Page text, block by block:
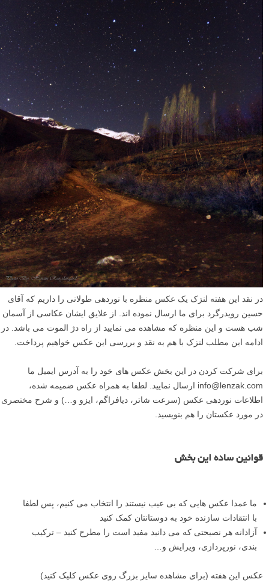
در نقد این هفته لنزک یک عکس منظره با نوردهی طولانی را داریم که آقای
حسین رویدرگرد برای ما ارسال نموده اند. از علایق ایشان عکاسی از آسمان
شب هست و این منظره که مشاهده می نمایید از راه دژ الموت می باشد. در
ادامه این مطلب لنزک با هم به نقد و بررسی این عکس خواهیم پرداخت.
برای شرکت کردن در این بخش عکس های خود را به آدرس ایمیل ما
info@lenzak.com ارسال نمایید. لطفا به همراه عکس ضمیمه شده،
اطلاعات نوردهی عکس (سرعت شاتر، دیافراگم، ایزو و…) و شرح مختصری
در مورد عکستان را هم بنویسید.
قوانین ساده این بخش
ما عمدا عکس هایی که بی عیب نیستند را انتخاب می کنیم، پس لطفا
با انتقادات سازنده خود به دوستانتان کمک کنید
آزادانه هر نصیحتی که می دانید مفید است را مطرح کنید – ترکیب
بندی، نورپردازی، ویرایش و…
عکس این هفته (برای مشاهده سایز بزرگ روی عکس کلیک کنید)